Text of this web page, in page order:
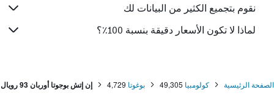
نقوم بتجميع الكثير من البيانات لك
لماذا لا تكون الأسعار دقيقة بنسبة 100٪؟
الصفحة الرئيسية كولومبيا 49,305 بوغوتا 4,729 إن إتش بوجوتا أوربان 93 رويال